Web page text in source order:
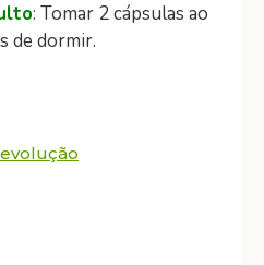
: Tomar 2 cápsulas ao
de dormir.